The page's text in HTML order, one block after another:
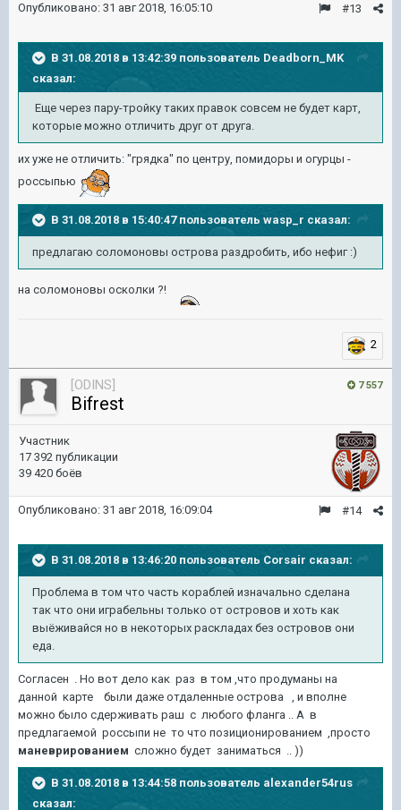
#13
Опубликовано: 31 авг 2018, 16:05:10
В 31.08.2018 в 13:42:39 пользователь Deadborn_MK
сказал:
Еще через пару-тройку таких правок совсем не будет карт,
которые можно отличить друг от друга.
их уже не отличить: "грядка" по центру, помидоры и огурцы -
россыпью
В 31.08.2018 в 15:40:47 пользователь wasp_r сказал:
предлагаю соломоновы острова раздробить, ибо нефиг :)
на соломоновы осколки ?!
2
7 557
[ODINS]
Bifrest
Участник
17 392 публикации
39 420 боёв
#14
Опубликовано: 31 авг 2018, 16:09:04
В 31.08.2018 в 13:46:20 пользователь Corsair сказал:
Проблема в том что часть кораблей изначально сделана
так что они играбельны только от островов и хоть как
выёживайся но в некоторых раскладах без островов они
еда.
Согласен . Но вот дело как раз в том ,что продуманы на
данной карте были даже отдаленные острова , и вполне
можно было сдерживать раш с любого фланга .. А в
предлагаемой россыпи не то что позиционированием ,просто
маневрированием сложно будет заниматься .. ))
В 31.08.2018 в 13:44:58 пользователь alexander54rus
сказал: